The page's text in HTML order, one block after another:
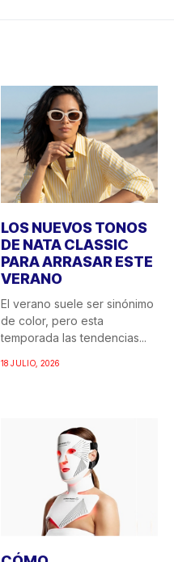
LOS NUEVOS TONOS
DE NATA CLASSIC
PARA ARRASAR ESTE
VERANO
El verano suele ser sinónimo
de color, pero esta
temporada las tendencias...
18 JULIO, 2026